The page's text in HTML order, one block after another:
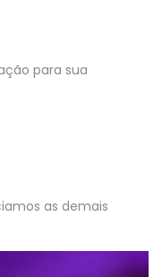
para sua
as demais